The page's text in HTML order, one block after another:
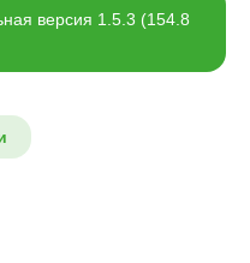
версия 1.5.3 (154.8